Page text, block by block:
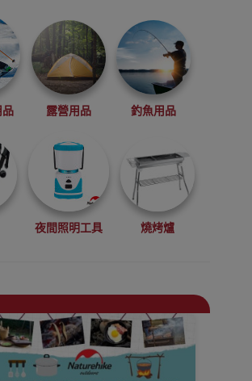
品 露營用品 釣魚用品
夜間照明工具 燒烤爐
戶外露營地墊 防潮墊/鋁箔墊